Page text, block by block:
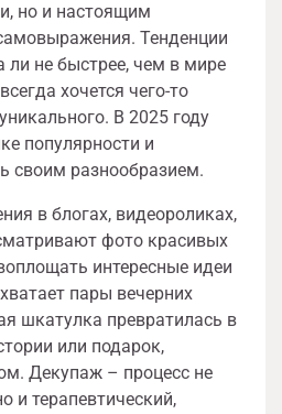
но и настоящим
Тенденции
ли не быстрее, чем в мире
хочется чего-то
В 2025 году
популярности и
своим разнообразием.
в блогах, видеороликах,
фото красивых
интересные идеи
пары вечерних
шкатулка превратилась в
или подарок,
Декупаж – процесс не
и терапевтический,